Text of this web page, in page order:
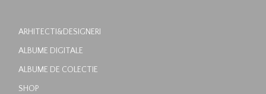
ARHITECTI&DESIGNERI
ALBUME DIGITALE
ALBUME DE COLECTIE
SHOP